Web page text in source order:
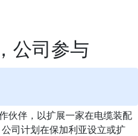
公司参与
伙伴，以扩展一家在电缆装配
司计划在保加利亚设立或扩